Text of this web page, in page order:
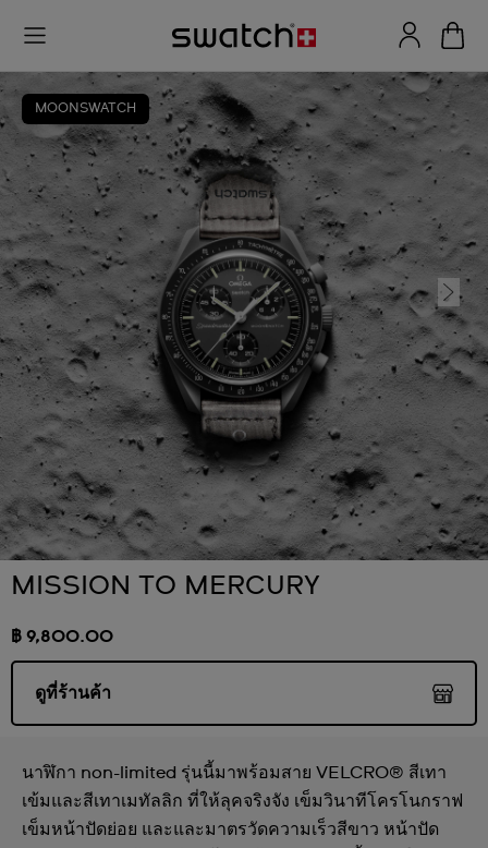
MOONSWATCH
MISSION TO MERCURY
฿ 9,800.00
ดูที่ร้านค้า
นาฬิกา non-limited รุ่นนี้มาพร้อมสาย VELCRO® สีเทา
เข้มและสีเทาเมทัลลิก ที่ให้ลุคจริงจัง เข็มวินาทีโครโนกราฟ
เข็มหน้าปัดย่อย และและมาตรวัดความเร็วสีขาว หน้าปัด